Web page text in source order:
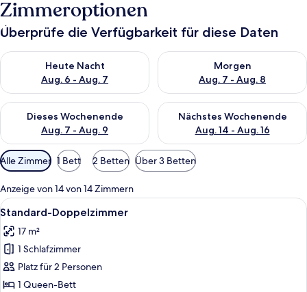
Zimmeroptionen
Überprüfe die Verfügbarkeit für diese Daten
Heute Nacht
Aug. 6 - Aug. 7
Überprüfe die Verfügbarkeit für heute Nacht, Aug. 6 - Aug. 7.
Morgen
Aug. 7 - Aug. 8
Überprüfe die Verfügbarkeit
Dieses Wochenende
Aug. 7 - Aug. 9
Überprüfe die Verfügbarkeit für dieses Wochenende, Aug. 7
Nächstes Wochenende
Aug. 14 - Aug. 16
Überprüfe die Verfügbarkeit
Verfügbare
Filter
für
Zimmer
Alle Zimmer 1 Bett 2 Betten Über 3 Betten
Anzeige von 14 von 14 Zimmern
Alle
Fotos
für
Standard-
Doppelzimmer
anzeigen
Ein Hotelzimmer mit Bett,
9
Standard-Doppelzimmer
17 m²
1 Schlafzimmer
Platz für 2 Personen
1 Queen-Bett